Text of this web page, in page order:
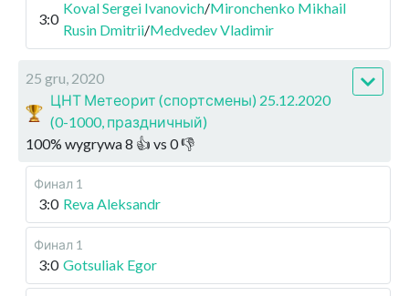
3:0
Koval Sergei Ivanovich/Mironchenko Mikhail
Rusin Dmitrii/Medvedev Vladimir
25 gru, 2020
ЦНТ Метеорит (спортсмены) 25.12.2020
(0-1000, праздничный)
100% wygrywa8 👍 vs 0👎
Финал 1
3:0 Reva Aleksandr
Финал 1
3:0 Gotsuliak Egor